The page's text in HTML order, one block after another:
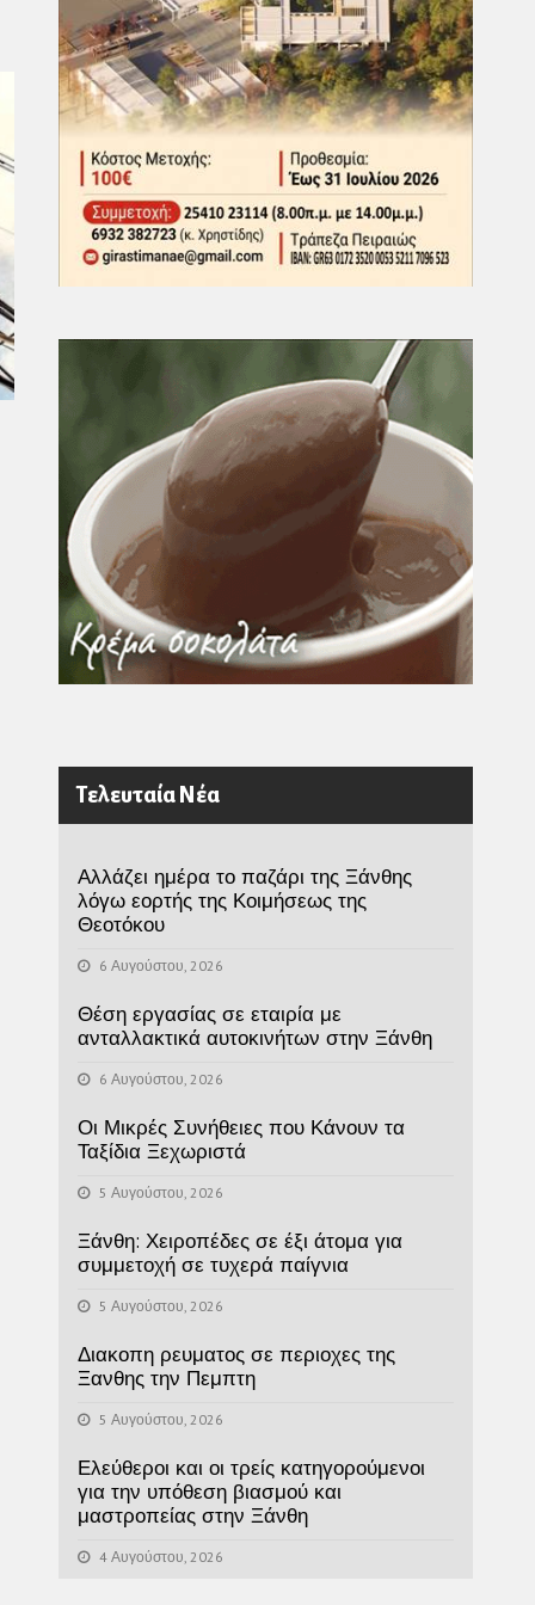
Τελευταία Νέα
Αλλάζει ημέρα το παζάρι της Ξάνθης
λόγω εορτής της Κοιμήσεως της
Θεοτόκου
6 Αυγούστου, 2026
Θέση εργασίας σε εταιρία με
ανταλλακτικά αυτοκινήτων στην Ξάνθη
6 Αυγούστου, 2026
Οι Μικρές Συνήθειες που Κάνουν τα
Ταξίδια Ξεχωριστά
5 Αυγούστου, 2026
Ξάνθη: Χειροπέδες σε έξι άτομα για
συμμετοχή σε τυχερά παίγνια
5 Αυγούστου, 2026
Διακοπη ρευματος σε περιοχες της
Ξανθης την Πεμπτη
5 Αυγούστου, 2026
Ελεύθεροι και οι τρείς κατηγορούμενοι
για την υπόθεση βιασμού και
μαστροπείας στην Ξάνθη
4 Αυγούστου, 2026